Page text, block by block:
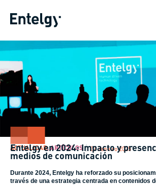
para
conteúdo
ACTUALIDAD,ARTÍCULOS 27 Janeiro 2025
Entelgy en 2024: Impacto y
medios de comunicación
Durante 2024, Entelgy ha reforzado su
través de una estrategia centrada en contenidos